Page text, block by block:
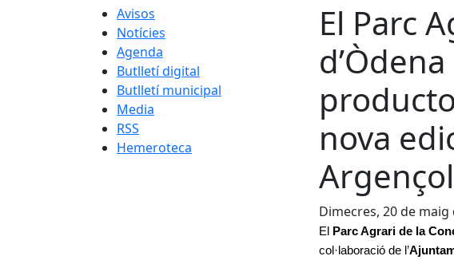
Avisos
Notícies
Agenda
Butlletí digital
Butlletí municipal
Media
RSS
Hemeroteca
El Parc
nova
Dimecres, 20 de maig
El Parc Agrari de la
col·laboració de l’